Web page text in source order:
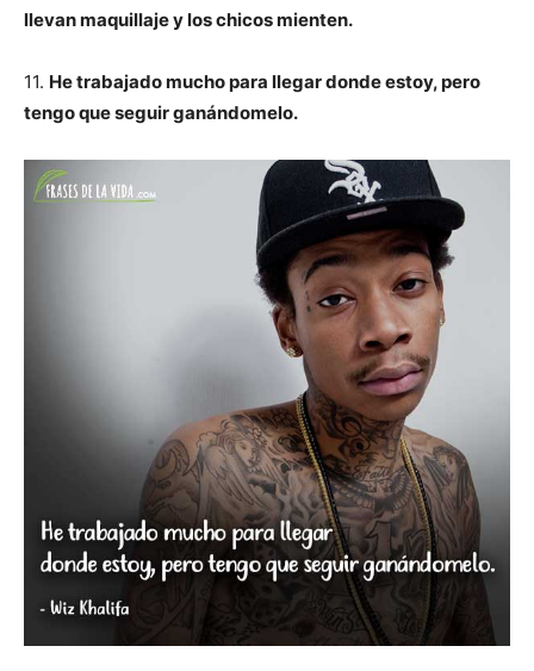
llevan maquillaje y los chicos mienten.
11. He trabajado mucho para llegar donde estoy, pero
tengo que seguir ganándomelo.